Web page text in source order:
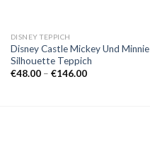
DISNEY TEPPICH
Disney Castle Mickey Und Minnie
Silhouette Teppich
€48.00 – €146.00Preisspanne: